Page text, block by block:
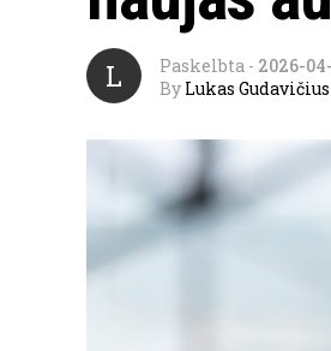
L Paskelbta - 2026-
By Lukas Gudavičius